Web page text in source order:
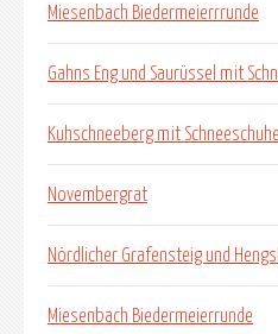
Miesenbach Biedermeierrrunde
Gahns Eng und Saurüssel mit
Kuhschneeberg mit
Novembergrat
Nördlicher Grafensteig und
Miesenbach Biedermeierrunde